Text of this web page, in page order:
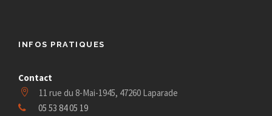
INFOS PRATIQUES
Contact
11 rue du 8-Mai-1945, 47260 Laparade
05 53 84 05 19